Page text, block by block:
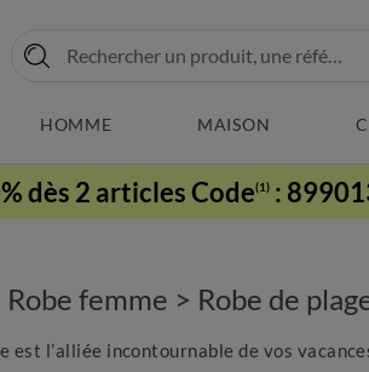
HOMME MAISON
dès 2 articles Code(1) :
Robe femme > Robe de
l’alliée incontournable de vos